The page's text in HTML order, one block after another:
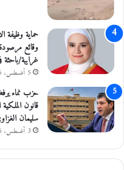
غ
و
ا
و
ل
ب
ح
ر
ل
حماية وظيفة
غرايبة/باحثة
5 أغسطس، 2026
حزب نماء
قانون
سليمان
3 أغسطس، 2026